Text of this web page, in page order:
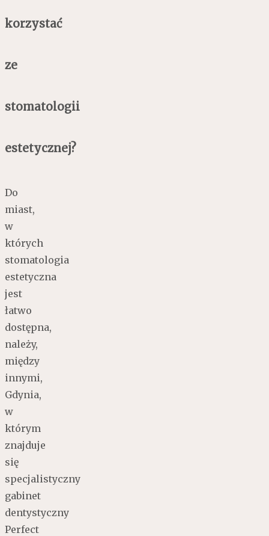
korzystać
ze
stomatologii
estetycznej?
Do
miast,
w
których
stomatologia
estetyczna
jest
łatwo
dostępna,
należy,
między
innymi,
Gdynia,
w
którym
znajduje
się
specjalistyczny
gabinet
dentystyczny
Perfect